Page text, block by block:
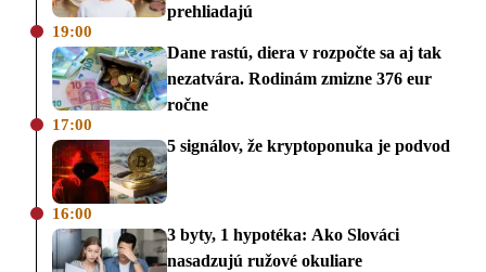
prehliadajú
19:00
Dane rastú, diera v rozpočte sa aj tak
nezatvára. Rodinám zmizne 376 eur
ročne
17:00
5 signálov, že kryptoponuka je podvod
16:00
3 byty, 1 hypotéka: Ako Slováci
nasadzujú ružové okuliare